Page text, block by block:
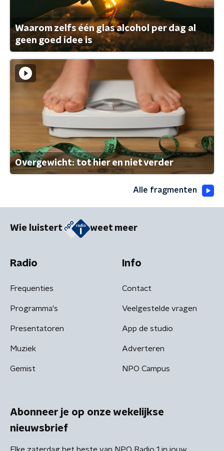
Waarom zelfs één glas alcohol per dag al
geen goed idee is
Overgewicht: tot hier en niet verder
Alle fragmenten
Wie luistert weet meer
Radio
Frequenties
Programma's
Presentatoren
Muziek
Gemist
Info
Contact
Veelgestelde vragen
App de studio
Adverteren
NPO Campus
Abonneer je op onze wekelijkse
nieuwsbrief
Elke zaterdag het beste van NPO Radio 1 in jouw